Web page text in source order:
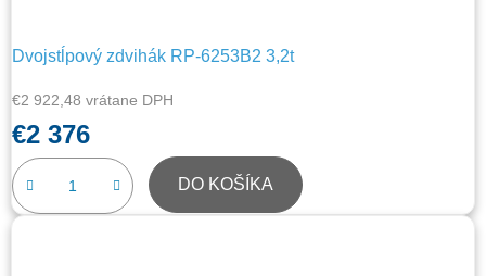
Dvojstĺpový zdvihák RP-6253B2 3,2t
€2 922,48 vrátane DPH
€2 376
DO KOŠÍKA